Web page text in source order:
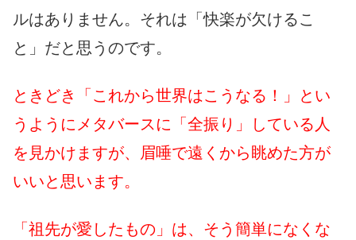
ルはありません。それは「快楽が欠けるこ
と」だと思うのです。
ときどき「これから世界はこうなる！」とい
うようにメタバースに「全振り」している人
を見かけますが、眉唾で遠くから眺めた方が
いいと思います。
「祖先が愛したもの」は、そう簡単になくな